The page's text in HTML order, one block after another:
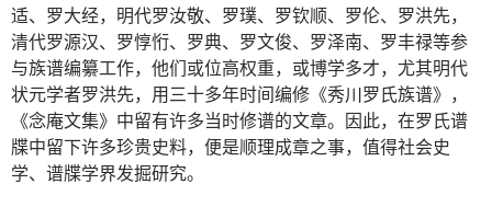
适、罗大经，明代罗汝敬、罗璞、罗钦顺、罗伦、罗洪先，
清代罗源汉、罗惇㤚、罗典、罗文俊、罗泽南、罗丰禄等参
与族谱编纂工作，他们或位高权重，或博学多才，尤其明代
状元学者罗洪先，用三十多年时间编修《秀川罗氏族谱》，
《念庵文集》中留有许多当时修谱的文章。因此，在罗氏谱
牒中留下许多珍贵史料，便是顺理成章之事，值得社会史
学、谱牒学界发掘研究。